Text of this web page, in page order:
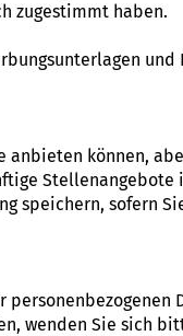
zugestimmt haben.
und
können,
Stellenangebote
speichern, sofern
personenbezogenen
wenden Sie sich